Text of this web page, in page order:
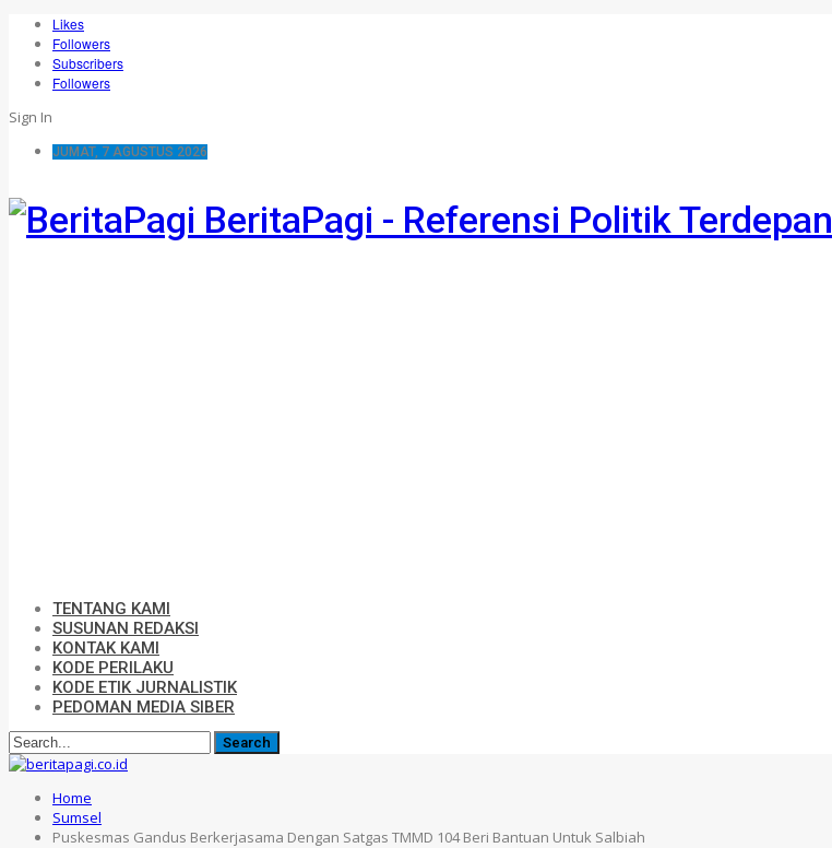
Likes
Followers
Subscribers
Followers
Sign In
JUMAT, 7 AGUSTUS 2026
BeritaPagi - Referensi Politik Terdepan
TENTANG KAMI
SUSUNAN REDAKSI
KONTAK KAMI
KODE PERILAKU
KODE ETIK JURNALISTIK
PEDOMAN MEDIA SIBER
Home
Sumsel
Puskesmas Gandus Berkerjasama Dengan Satgas TMMD 104 Beri Bantuan Untuk Salbiah